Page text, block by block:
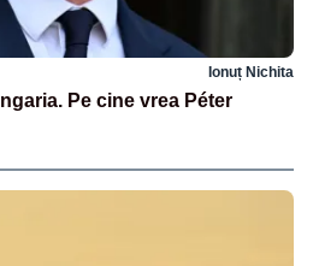
Ionuț Nichita
Pe cine vrea Péter